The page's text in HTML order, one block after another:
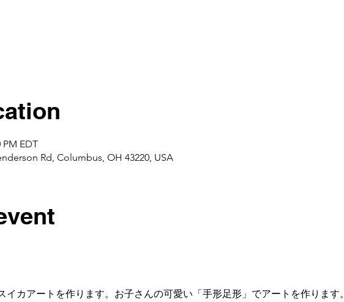
PM EDT
Rd, Columbus, OH 43220, USA
カアートを作ります。お子さんの可愛い「手形足形」でアートを作ります。